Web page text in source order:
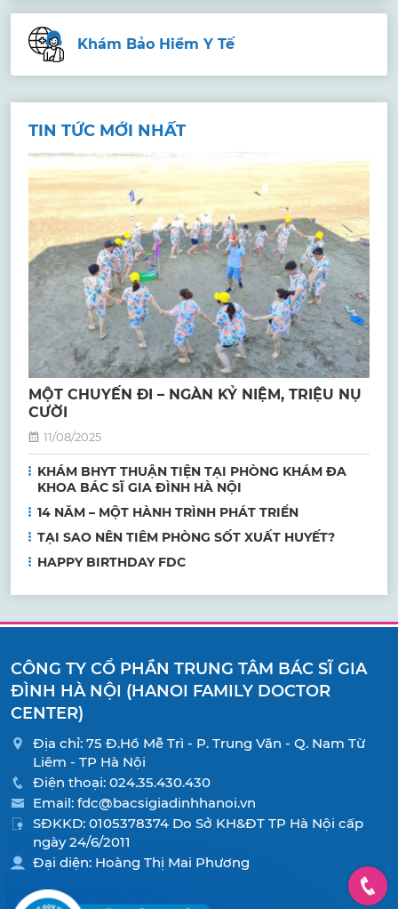
Khám Bảo Hiểm Y Tế
TIN TỨC MỚI NHẤT
MỘT CHUYẾN ĐI – NGÀN KỶ NIỆM, TRIỆU NỤ
CƯỜI
11/08/2025
KHÁM BHYT THUẬN TIỆN TẠI PHÒNG KHÁM ĐA
KHOA BÁC SĨ GIA ĐÌNH HÀ NỘI
14 NĂM – MỘT HÀNH TRÌNH PHÁT TRIỂN
TẠI SAO NÊN TIÊM PHÒNG SỐT XUẤT HUYẾT?
HAPPY BIRTHDAY FDC
CÔNG TY CỔ PHẦN TRUNG TÂM BÁC SĨ GIA
ĐÌNH HÀ NỘI (HANOI FAMILY DOCTOR
CENTER)
Địa chỉ: 75 Đ.Hồ Mễ Trì - P. Trung Văn - Q. Nam Từ
Liêm - TP Hà Nội
Điện thoại: 024.35.430.430
Email: fdc@bacsigiadinhhanoi.vn
SĐKKD: 0105378374 Do Sở KH&ĐT TP Hà Nội cấp
ngày 24/6/2011
Đại diện: Hoàng Thị Mai Phương